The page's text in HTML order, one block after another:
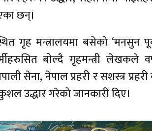
छन्।
गृह मन्त्रालयमा बसेको ‘मनसुन
बोल्दै गृहमन्त्री लेखकले
सेना, नेपाल प्रहरी र सशस्त्र
उद्धारगरेको जानकारी दिए।